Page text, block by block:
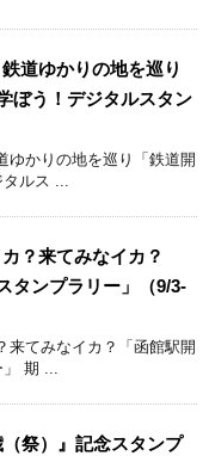
道ゆかりの地を巡り
ぼう！デジタルスタン
ゆかりの地を巡り「鉄道開
タルス ...
？来てみなイカ？
タンプラリー」（9/3-
来てみなイカ？「函館駅開
」 期 ...
（祭）』記念スタンプ